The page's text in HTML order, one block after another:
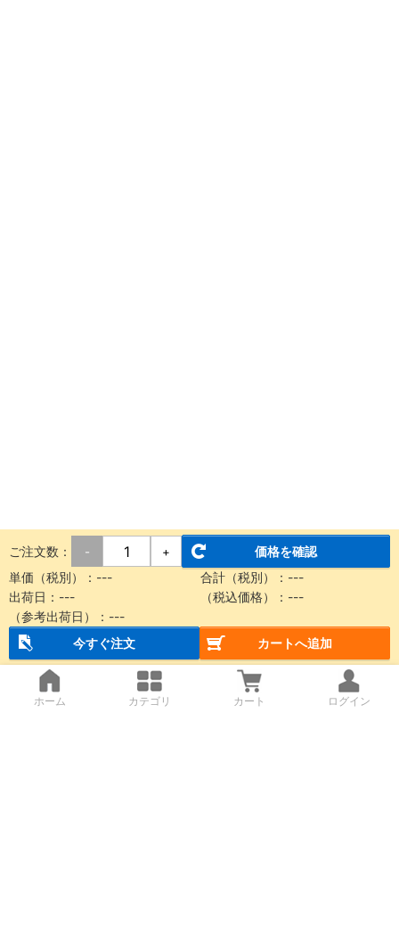
ご注文数： - +
価格を確認
単価（税別）： --- 合計（税別）： ---
出荷日： --- （税込価格）： ---
（参考出荷日）： ---
今すぐ注文
カートへ追加
ホーム カテゴリ カート ログイン